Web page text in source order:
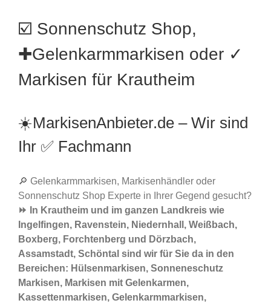
☑️ Sonnenschutz Shop,
✚Gelenkarmmarkisen oder ✓
Markisen für Krautheim
☀️MarkisenAnbieter.de – Wir sind
Ihr ✅ Fachmann
🔎 Gelenkarmmarkisen, Markisenhändler oder
Sonnenschutz Shop Experte in Ihrer Gegend gesucht?
⏩ In Krautheim und im ganzen Landkreis wie
Ingelfingen, Ravenstein, Niedernhall, Weißbach,
Boxberg, Forchtenberg und Dörzbach,
Assamstadt, Schöntal sind wir für Sie da in den
Bereichen: Hülsenmarkisen, Sonneneschutz
Markisen, Markisen mit Gelenkarmen,
Kassettenmarkisen, Gelenkarmmarkisen,